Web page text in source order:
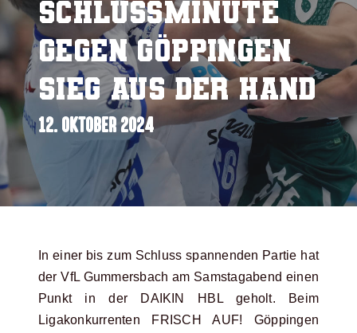
Schlussminute
gegen Göppingen
Sieg aus der Hand
12. OKTOBER 2024
In einer bis zum Schluss spannenden Partie hat
der VfL Gummersbach am Samstagabend einen
Punkt in der DAIKIN HBL geholt. Beim
Ligakonkurrenten FRISCH AUF! Göppingen